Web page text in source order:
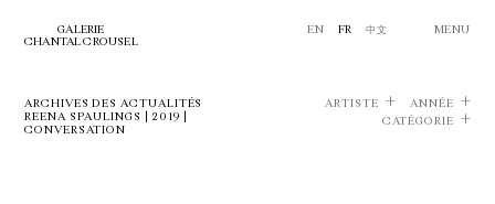
GALERIE
CHANTAL CROUSEL
EN FR 中文 MENU
ARCHIVES DES ACTUALITÉS
REENA SPAULINGS | 2019 |
CONVERSATION
ARTISTE
ANNÉE
CATÉGORIE